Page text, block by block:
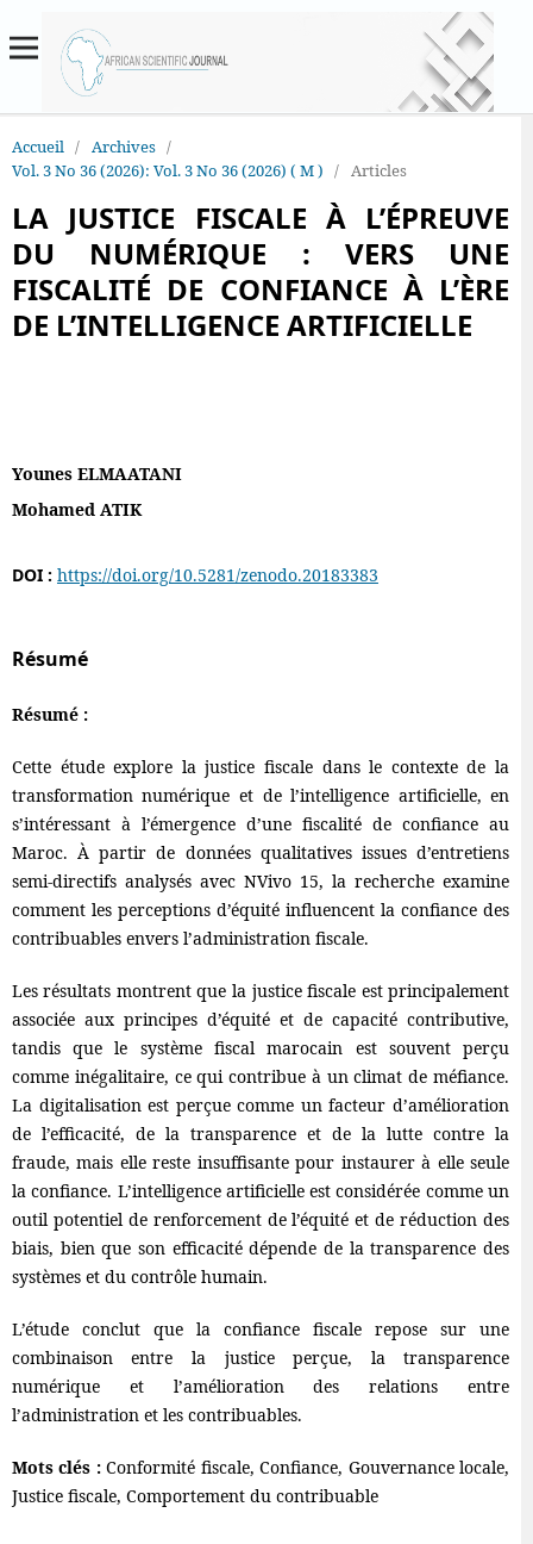
Accueil / Archives /
Vol. 3 No 36 (2026): Vol. 3 No 36 (2026) ( M ) / Articles
LA JUSTICE FISCALE À L’ÉPREUVE
DU NUMÉRIQUE : VERS UNE
FISCALITÉ DE CONFIANCE À L’ÈRE
DE L’INTELLIGENCE ARTIFICIELLE
Younes ELMAATANI
Mohamed ATIK
DOI : https://doi.org/10.5281/zenodo.20183383
Résumé
Résumé :
Cette étude explore la justice fiscale dans le contexte de la
transformation numérique et de l’intelligence artificielle, en
s’intéressant à l’émergence d’une fiscalité de confiance au
Maroc. À partir de données qualitatives issues d’entretiens
semi-directifs analysés avec NVivo 15, la recherche examine
comment les perceptions d’équité influencent la confiance des
contribuables envers l’administration fiscale.
Les résultats montrent que la justice fiscale est principalement
associée aux principes d’équité et de capacité contributive,
tandis que le système fiscal marocain est souvent perçu
comme inégalitaire, ce qui contribue à un climat de méfiance.
La digitalisation est perçue comme un facteur d’amélioration
de l’efficacité, de la transparence et de la lutte contre la
fraude, mais elle reste insuffisante pour instaurer à elle seule
la confiance. L’intelligence artificielle est considérée comme un
outil potentiel de renforcement de l’équité et de réduction des
biais, bien que son efficacité dépende de la transparence des
systèmes et du contrôle humain.
L’étude conclut que la confiance fiscale repose sur une
combinaison entre la justice perçue, la transparence
numérique et l’amélioration des relations entre
l’administration et les contribuables.
Mots clés :Conformité fiscale, Confiance, Gouvernance locale,
Justice fiscale, Comportement du contribuable